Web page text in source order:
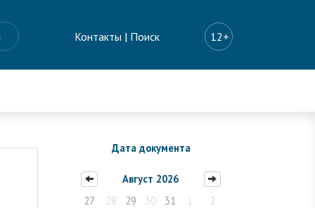
Контакты | Поиск 12+
Дата документа
Август 2026
27
28 29 30 31 1
2